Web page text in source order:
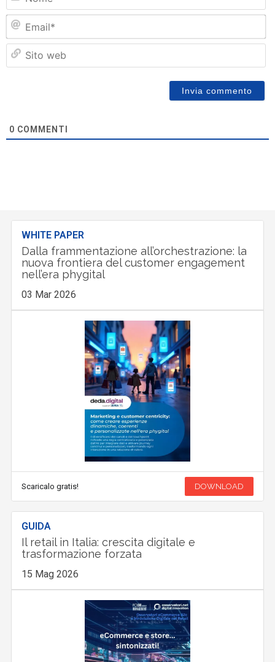
0 COMMENTI
WHITE PAPER
Dalla frammentazione all’orchestrazione: la
nuova frontiera del customer engagement
nell’era phygital
03 Mar 2026
Scaricalo gratis! DOWNLOAD
GUIDA
Il retail in Italia: crescita digitale e
trasformazione forzata
15 Mag 2026